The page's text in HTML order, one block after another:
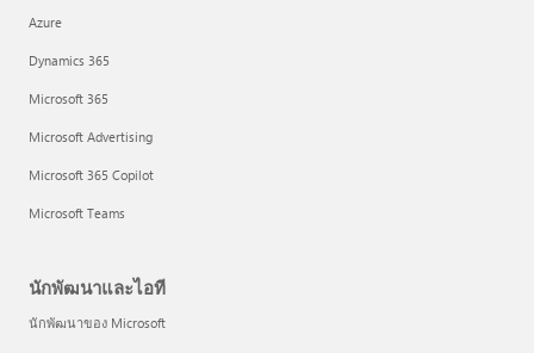
Azure
Dynamics 365
Microsoft 365
Microsoft Advertising
Microsoft 365 Copilot
Microsoft Teams
นักพัฒนาและไอที
นักพัฒนาของ Microsoft